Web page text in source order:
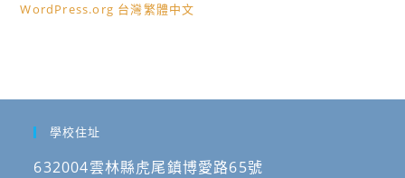
WordPress.org 台灣繁體中文
學校住址
632004雲林縣虎尾鎮博愛路65號